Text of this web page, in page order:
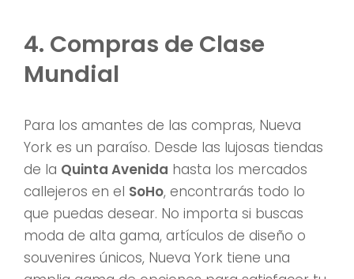
4. Compras de Clase
Mundial
Para los amantes de las compras, Nueva
York es un paraíso. Desde las lujosas tiendas
de la Quinta Avenida hasta los mercados
callejeros en el SoHo, encontrarás todo lo
que puedas desear. No importa si buscas
moda de alta gama, artículos de diseño o
souvenires únicos, Nueva York tiene una